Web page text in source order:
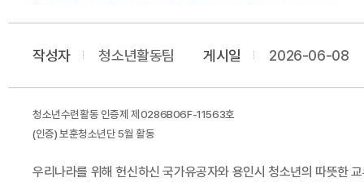
작성자 청소년활동팀 게시일 2026-06-08
청소년수련활동 인증제 제0286B06F-11563호
(인증) 보훈청소년단 5월 활동
우리나라를 위해 헌신하신 국가유공자와 용인시 청소년의 따뜻한